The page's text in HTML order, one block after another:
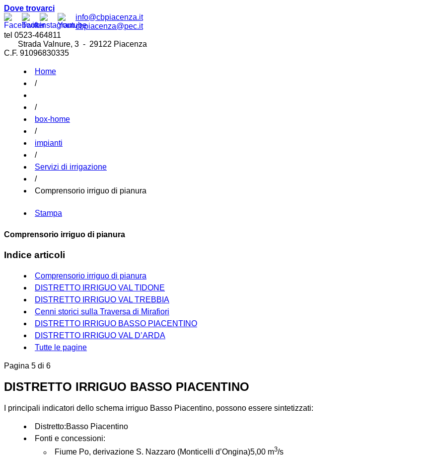
Dove trovarci
info@cbpiacenza.it
cbpiacenza@pec.it
tel 0523-464811
Strada Valnure, 3 - 29122 Piacenza
C.F. 91096830335
Home
/
/
box-home
/
impianti
/
Servizi di irrigazione
/
Comprensorio irriguo di pianura
Stampa
Comprensorio irriguo di pianura
Indice articoli
Comprensorio irriguo di pianura
DISTRETTO IRRIGUO VAL TIDONE
DISTRETTO IRRIGUO VAL TREBBIA
Cenni storici sulla Traversa di Mirafiori
DISTRETTO IRRIGUO BASSO PIACENTINO
DISTRETTO IRRIGUO VAL D’ARDA
Tutte le pagine
Pagina 5 di 6
DISTRETTO IRRIGUO BASSO PIACENTINO
I principali indicatori dello schema irriguo Basso Piacentino, possono essere sintetizzati:
Distretto:Basso Piacentino
Fonti e concessioni:
Fiume Po, derivazione S. Nazzaro (Monticelli d’Ongina)5,00 m3/s